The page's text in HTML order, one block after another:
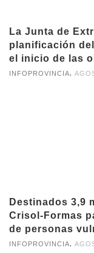
La Junta de
planificación
el inicio de las
INFOPROVINCIA,
Destinados 3,9
Crisol-Formas
de personas
INFOPROVINCIA